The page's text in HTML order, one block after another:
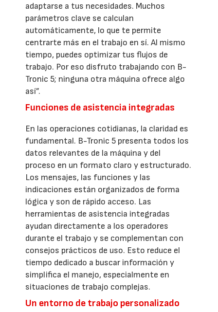
adaptarse a tus necesidades. Muchos
parámetros clave se calculan
automáticamente, lo que te permite
centrarte más en el trabajo en sí. Al mismo
tiempo, puedes optimizar tus flujos de
trabajo. Por eso disfruto trabajando con B-
Tronic 5; ninguna otra máquina ofrece algo
así”.
Funciones de asistencia integradas
En las operaciones cotidianas, la claridad es
fundamental. B-Tronic 5 presenta todos los
datos relevantes de la máquina y del
proceso en un formato claro y estructurado.
Los mensajes, las funciones y las
indicaciones están organizados de forma
lógica y son de rápido acceso. Las
herramientas de asistencia integradas
ayudan directamente a los operadores
durante el trabajo y se complementan con
consejos prácticos de uso. Esto reduce el
tiempo dedicado a buscar información y
simplifica el manejo, especialmente en
situaciones de trabajo complejas.
Un entorno de trabajo personalizado